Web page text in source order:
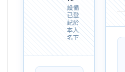
設備
已登
記於
本人
名下